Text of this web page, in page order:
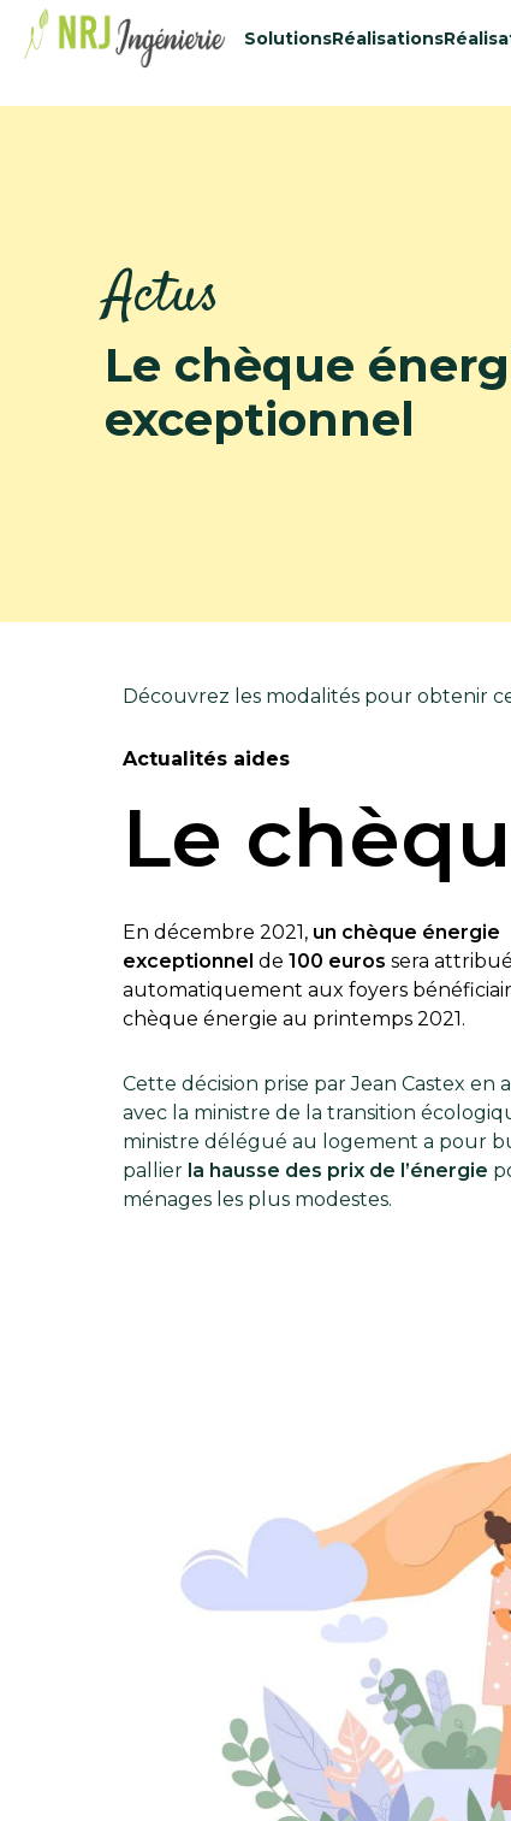
48434515
SolutionsRéalisations
Actus
Le chèque
exceptionnel
Découvrez les modalités pour obtenir
Actualités aides
Le
En décembre 2021, un chèque énergie
exceptionnel de 100 euros sera attribué
automatiquement aux foyers
chèque énergie au printemps 2021.
Cette décision prise par Jean Castex en
avec la ministre de la transition
ministre délégué au logement a pour
pallier la hausse des prix de l’énergie
ménages les plus modestes.